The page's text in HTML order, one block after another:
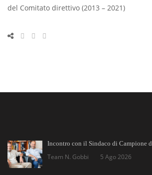
del Comitato direttivo (2013 – 2021)
Incontro con il Sindaco di Campione
Team N. Gobbi 5 Ago 2026